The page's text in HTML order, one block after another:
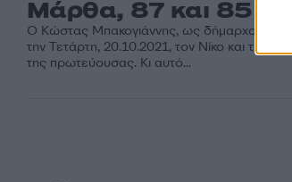
Μάρθα, 87 και 85
Ο Κώστας Μπακογιάννης, ως δήμαρχος
την Τετάρτη, 20.10.2021, τον Νίκο και την
της πρωτεύουσας. Κι αυτό...